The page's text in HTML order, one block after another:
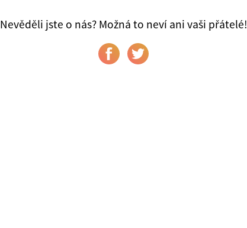
Nevěděli jste o nás? Možná to neví ani vaši přátelé!